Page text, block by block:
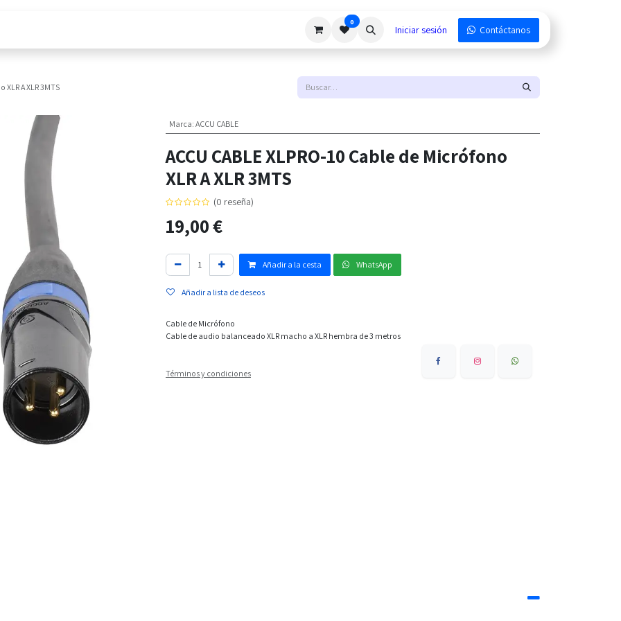
0
Iniciar sesión Contáctanos
XLR A XLR 3MTS
ACCU CABLE XLPRO-10 Cable de Micrófono
XLR A XLR 3MTS
(0 reseña)
Cable de Micrófono
Cable de audio balanceado XLR macho a XLR hembra de 3 metros
19,00€
Añadir a la cesta WhatsApp
Añadir a lista de deseos
Marca: ACCU CABLE
Términos y condiciones